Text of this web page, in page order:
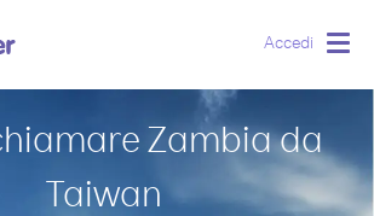
Accedi
Zambia da
Taiwan